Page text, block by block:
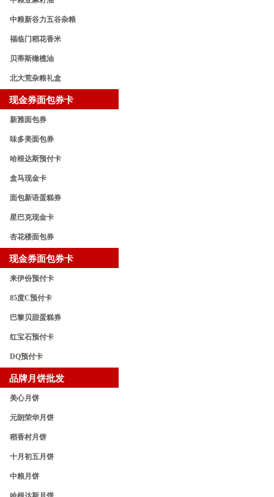
中粮新谷力五谷杂粮
福临门稻花香米
贝蒂斯橄榄油
北大荒杂粮礼盒
现金券面包券卡
新雅面包券
味多美面包券
哈根达斯预付卡
盒马现金卡
面包新语蛋糕券
星巴克现金卡
杏花楼面包券
现金券面包券卡
来伊份预付卡
85度C预付卡
巴黎贝甜蛋糕券
红宝石预付卡
DQ预付卡
品牌月饼批发
美心月饼
元朗荣华月饼
稻香村月饼
十月初五月饼
中粮月饼